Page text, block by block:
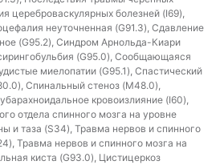
цереброваскулярных болезней (I69),
неуточненная (G91.3), Сдавление
(G95.2), Синдром Арнольда-Киари
(G95.0), Сообщающаяся
миелопатии (G95.1), Спастический
Спинальный стеноз (M48.0),
кровоизлияние (I60),
отдела спинного мозга на уровне
и таза (S34), Травма нервов и спинного
Травма нервов и спинного мозга на
киста (G93.0), Цистицеркоз